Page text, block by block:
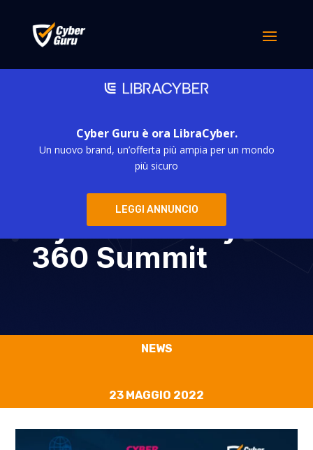
Cyber Guru è ora LibraCyber.
Un nuovo brand, un’offerta più ampia per un mondo
più sicuro
LEGGI ANNUNCIO
Cyber Guru
partecipa a
Cybersecurity
360 Summit
NEWS
23 MAGGIO 2022